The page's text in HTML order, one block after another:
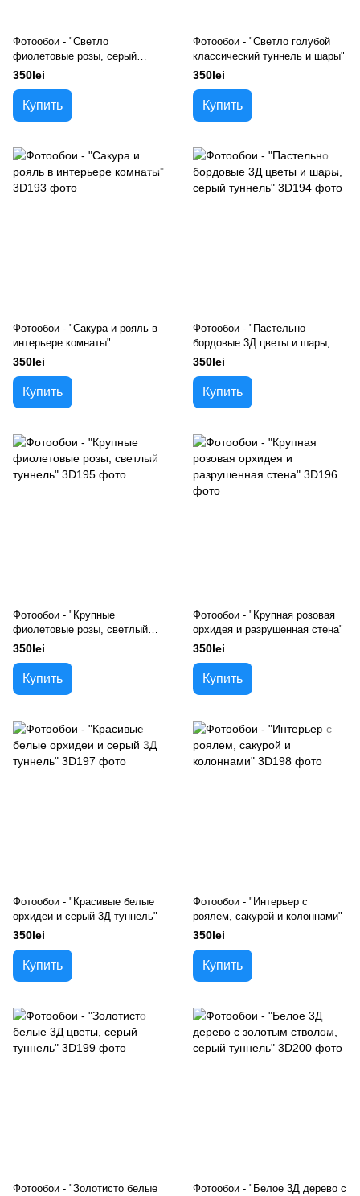
Фотообои - "Светло
фиолетовые розы, серый
туннель"
350lei
Купить
Фотообои - "Светло голубой
классический туннель и шары"
350lei
Купить
Фотообои - "Сакура и рояль в
интерьере комнаты"
350lei
Купить
Фотообои - "Пастельно
бордовые 3Д цветы и шары,
серый туннель"
350lei
Купить
Фотообои - "Крупные
фиолетовые розы, светлый
туннель"
350lei
Купить
Фотообои - "Крупная розовая
орхидея и разрушенная стена"
350lei
Купить
Фотообои - "Красивые белые
орхидеи и серый 3Д туннель"
350lei
Купить
Фотообои - "Интерьер с
роялем, сакурой и колоннами"
350lei
Купить
Фотообои - "Золотисто белые Фотообои - "Белое 3Д дерево с